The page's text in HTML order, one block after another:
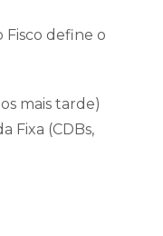
Fisco define o
mais tarde)
Fixa (CDBs,